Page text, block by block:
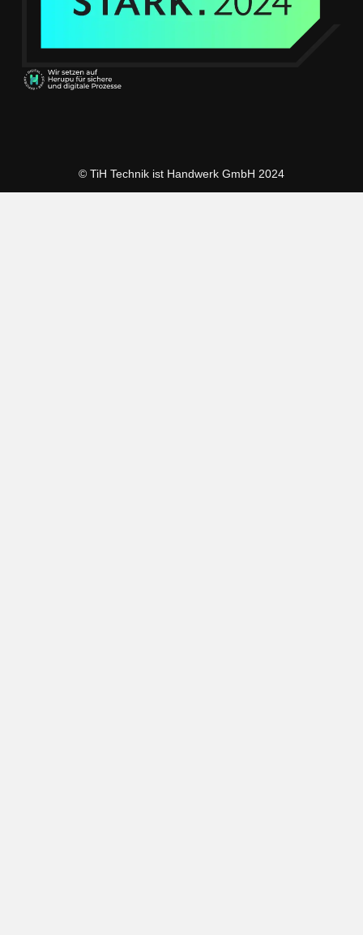
© TiH Technik ist Handwerk GmbH 2024